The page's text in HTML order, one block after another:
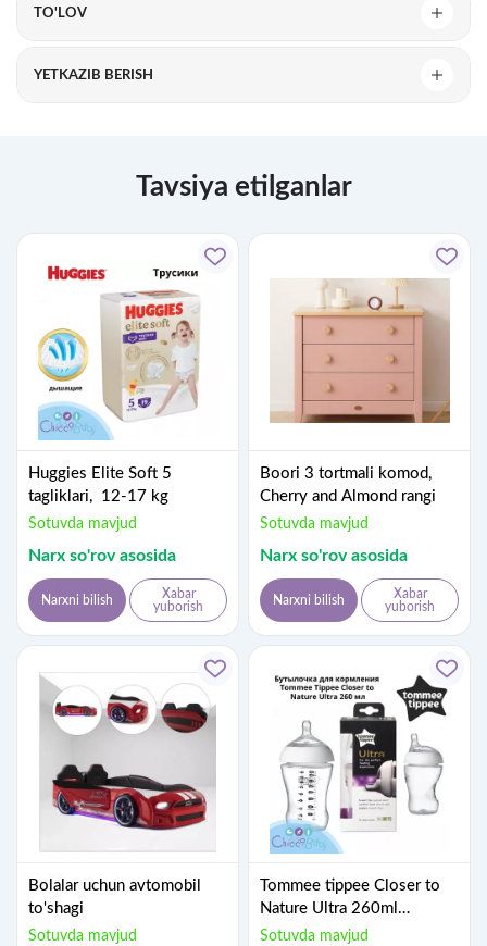
TO'LOV
YETKAZIB BERISH
Tavsiya etilganlar
Huggies Elite Soft 5
tagliklari, 12-17 kg
Sotuvda mavjud
Narx so'rov asosida
Narxni bilish
Xabar
yuborish
Boori 3 tortmali komod,
Cherry and Almond rangi
Sotuvda mavjud
Narx so'rov asosida
Narxni bilish
Xabar
yuborish
Bolalar uchun avtomobil
to'shagi
Sotuvda mavjud
Tommee tippee Closer to
Nature Ultra 260ml
oziqlantirish shishasi
Sotuvda mavjud